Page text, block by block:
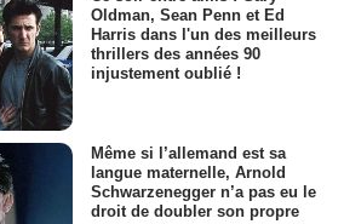
Oldman, Sean Penn et Ed
Harris dans l'un des meilleurs
thrillers des années 90
injustement oublié !
Même si l’allemand est sa
langue maternelle, Arnold
Schwarzenegger n’a pas eu le
droit de doubler son propre